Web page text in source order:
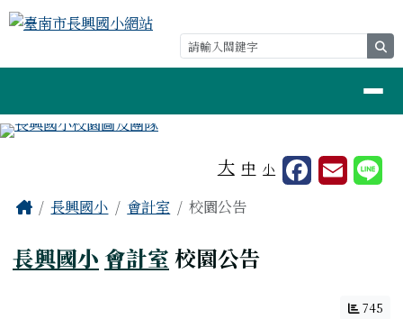
跳至主內容區
臺南市長興國小網站
大 中 小
主內容區域
Home
長興國小 會計室 校園公告
長興國小 會計室 校園公告
745
頁尾區域